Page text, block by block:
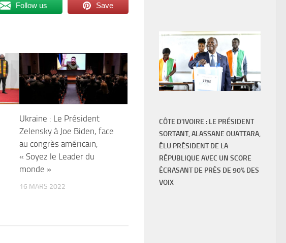
Follow us Save
Ukraine : Le Président
Zelensky à Joe Biden, face
au congrès américain,
« Soyez le Leader du
monde »
16 MARS 2022
CÔTE D'IVOIRE : LE PRÉSIDENT
SORTANT, ALASSANE OUATTARA,
ÉLU PRÉSIDENT DE LA
RÉPUBLIQUE AVEC UN SCORE
ÉCRASANT DE PRÈS DE 90% DES
VOIX